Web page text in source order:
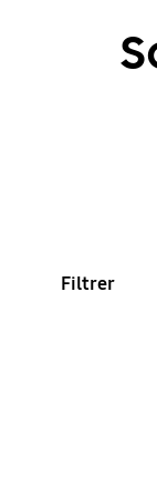
Filtrer